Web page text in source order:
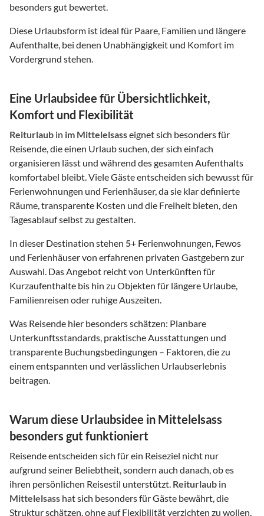
besonders gut bewertet.
Diese Urlaubsform ist ideal für Paare, Familien und längere
Aufenthalte, bei denen Unabhängigkeit und Komfort im
Vordergrund stehen.
Eine Urlaubsidee für Übersichtlichkeit,
Komfort und Flexibilität
Reiturlaub in im Mittelelsasseignet sich besonders für
Reisende, die einen Urlaub suchen, der sich einfach
organisieren lässt und während des gesamten Aufenthalts
komfortabel bleibt. Viele Gäste entscheiden sich bewusst für
Ferienwohnungen und Ferienhäuser, da sie klar definierte
Räume, transparente Kosten und die Freiheit bieten, den
Tagesablauf selbst zu gestalten.
In dieser Destination stehen 5+ Ferienwohnungen, Fewos
und Ferienhäuser von erfahrenen privaten Gastgebern zur
Auswahl. Das Angebot reicht von Unterkünften für
Kurzaufenthalte bis hin zu Objekten für längere Urlaube,
Familienreisen oder ruhige Auszeiten.
Was Reisende hier besonders schätzen: Planbare
Unterkunftsstandards, praktische Ausstattungen und
transparente Buchungsbedingungen – Faktoren, die zu
einem entspannten und verlässlichen Urlaubserlebnis
beitragen.
Warum diese Urlaubsidee in Mittelelsass
besonders gut funktioniert
Reisende entscheiden sich für ein Reiseziel nicht nur
aufgrund seiner Beliebtheit, sondern auch danach, ob es
ihren persönlichen Reisestil unterstützt. Reiturlaub in
Mittelelsass hat sich besonders für Gäste bewährt, die
Struktur schätzen, ohne auf Flexibilität verzichten zu wollen.